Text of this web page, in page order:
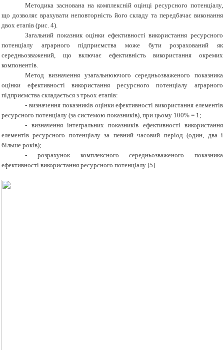
Методика заснована на комплексній оцінці ресурсного потенціалу,
що дозволяє врахувати неповторність його складу та передбачає виконання
двох етапів (рис. 4).
Загальний показник оцінки ефективності використання ресурсного
потенціалу аграрного підприємства може бути розрахований як
середньозважений, що включає ефективність використання окремих
компонентів.
Метод визначення узагальнюючого середньозваженого показника
оцінки ефективності використання ресурсного потенціалу аграрного
підприємства складається з трьох етапів:
- визначення показників оцінки ефективності використання елементів
ресурсного потенціалу (за системою показників), при цьому 100% = 1;
- визначення інтегральних показників ефективності використання
елементів ресурсного потенціалу за певний часовий період (один, два і
більше років);
- розрахунок комплексного середньозваженого показника
ефективності використання ресурсного потенціалу [5].